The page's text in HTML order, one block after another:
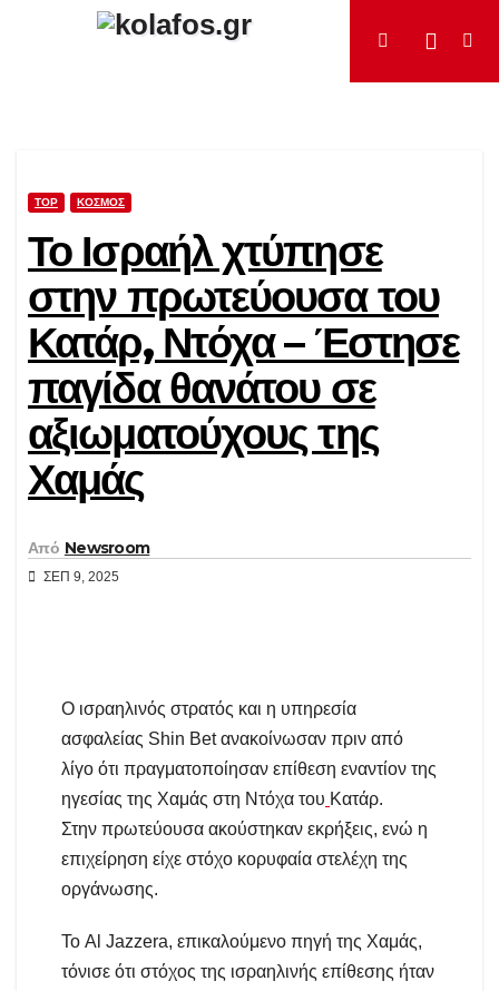
TOP ΚΌΣΜΟΣ
Το Ισραήλ χτύπησε
στην πρωτεύουσα του
Κατάρ, Ντόχα – Έστησε
παγίδα θανάτου σε
αξιωματούχους της
Χαμάς
Από Newsroom
ΣΕΠ 9, 2025
Ο ισραηλινός στρατός και η υπηρεσία
ασφαλείας Shin Bet ανακοίνωσαν πριν από
λίγο ότι πραγματοποίησαν επίθεση εναντίον της
ηγεσίας της Χαμάς στη Ντόχα του Κατάρ.
Στην πρωτεύουσα ακούστηκαν εκρήξεις, ενώ η
επιχείρηση είχε στόχο κορυφαία στελέχη της
οργάνωσης.
Το Al Jazzera, επικαλούμενο πηγή της Χαμάς,
τόνισε ότι στόχος της ισραηλινής επίθεσης ήταν